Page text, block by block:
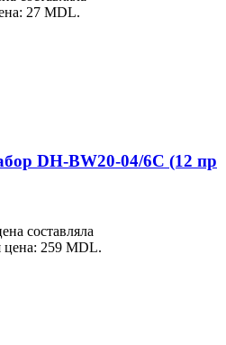
27 MDL.
DH-BW20-04/6C (12 пр
составляла
цена: 259 MDL.